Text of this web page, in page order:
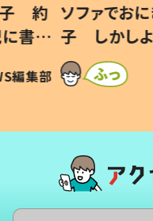
歳息
？」
編集部
小1から不登
ッド」だっ
作り続ける
#令和の子
SNSで話題